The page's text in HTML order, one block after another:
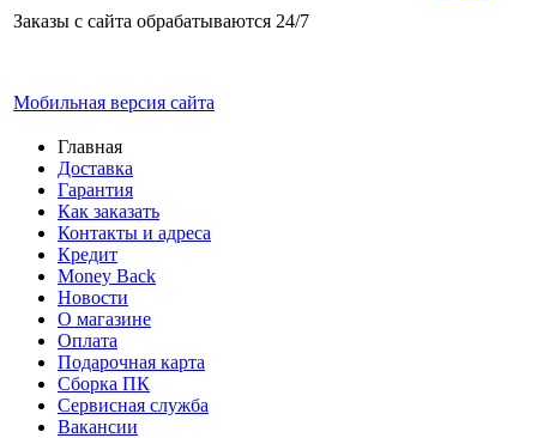
Заказы с сайта обрабатываются 24/7
Мобильная версия сайта
Главная
Доставка
Гарантия
Как заказать
Контакты и адреса
Кредит
Money Back
Новости
О магазине
Оплата
Подарочная карта
Сборка ПК
Сервисная служба
Вакансии